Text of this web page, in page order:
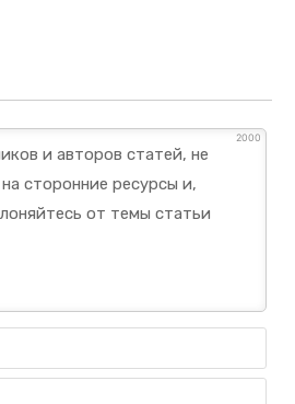
2000